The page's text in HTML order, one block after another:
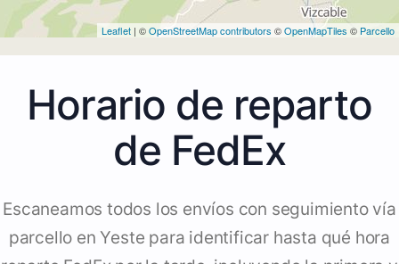
Leaflet | ©OpenStreetMap contributors ©OpenMapTiles © Parcello
Horario de reparto
de FedEx
Escaneamos todos los envíos con seguimiento vía
parcello en Yeste para identificar hasta qué hora